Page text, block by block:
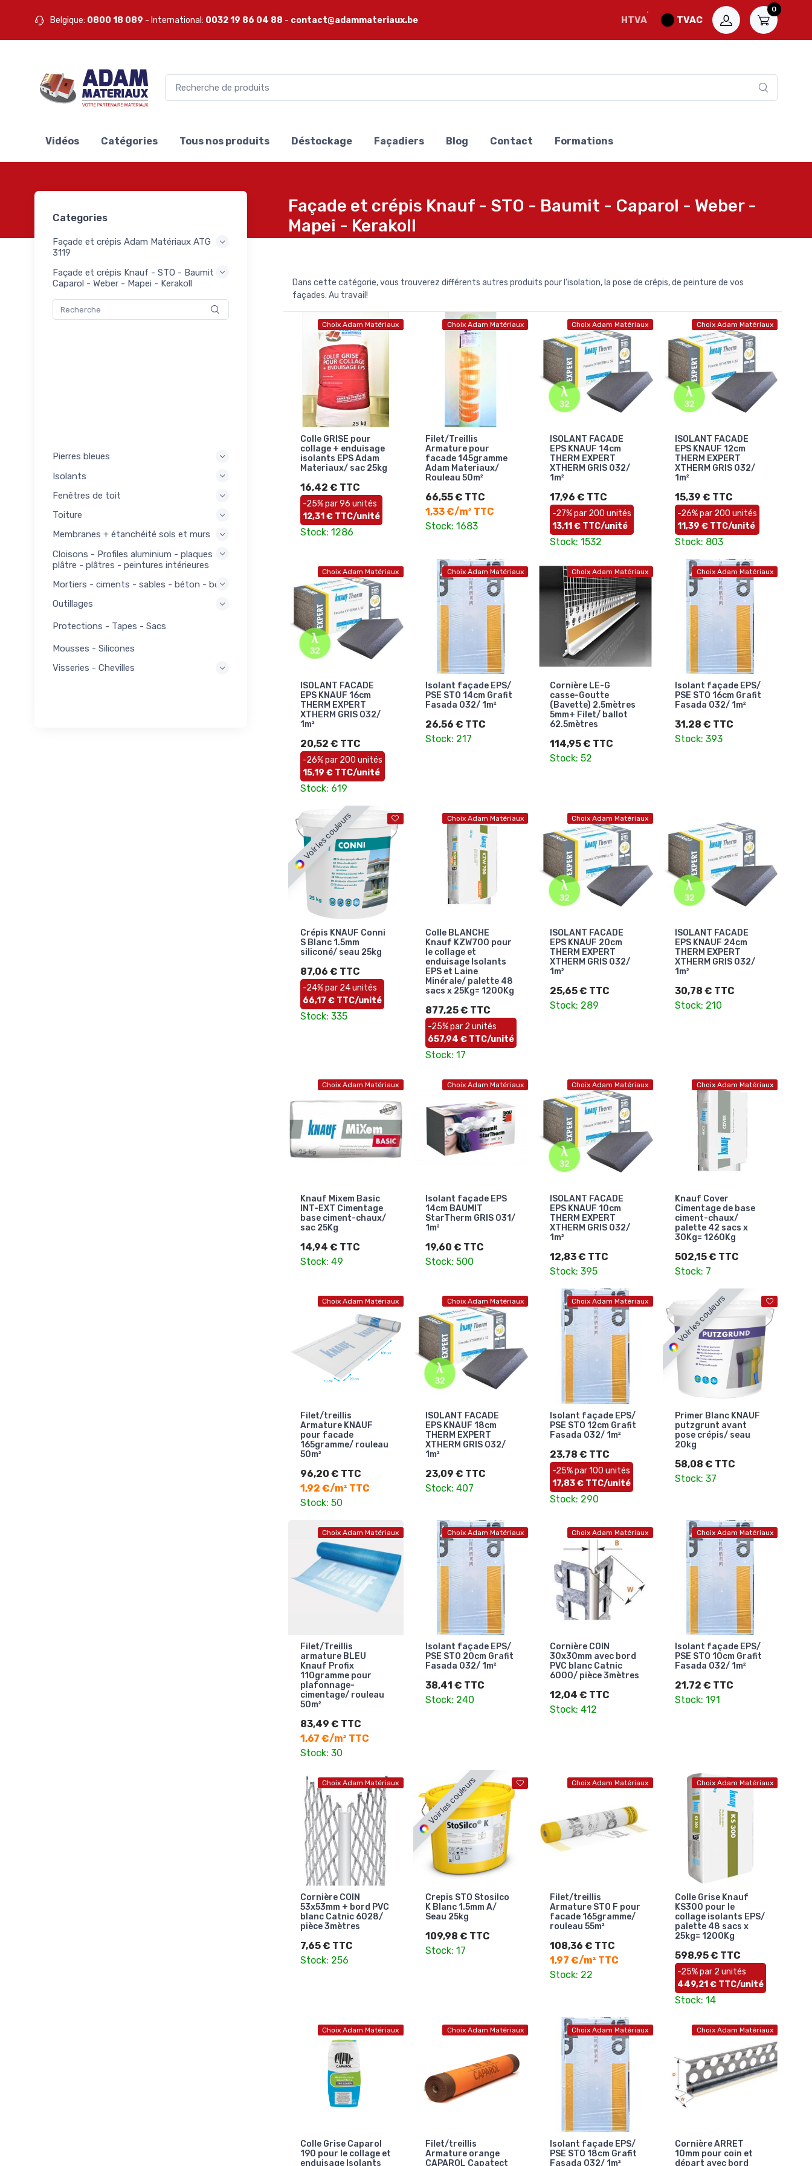
Belgique: 0800 18 089 - International: 0032 19 86 04 88 - contact@adammateriaux.be HTVA TVAC
0
Vidéos Catégories Tous nos produits Déstockage Façadiers Blog Contact Formations
Categories
Façade et crépis Adam Matériaux ATG
3119
Façade et crépis Knauf - STO - Baumit -
Caparol - Weber - Mapei - Kerakoll
1
0
Pierres bleues
Isolants
Fenêtres de toit
Toiture
Membranes + étanchéité sols et murs
Cloisons - Profiles aluminium - plaques
plâtre - plâtres - peintures intérieures
Mortiers - ciments - sables - béton - bois
Outillages
Protections - Tapes - Sacs
Mousses - Silicones
Visseries - Chevilles
Façade et crépis Knauf - STO - Baumit - Caparol - Weber -
Mapei - Kerakoll
Dans cette catégorie, vous trouverez différents autres produits pour l'isolation, la pose de crépis, de peinture de vos
façades. Au travail!
Choix Adam Matériaux
Colle GRISE pour
collage + enduisage
isolants EPS Adam
Materiaux/ sac 25kg
16,42 € TTC
-25% par 96 unités
12,31 € TTC/unité
Stock: 1286
Choix Adam Matériaux
Filet/Treillis
Armature pour
facade 145gramme
Adam Materiaux/
Rouleau 50m²
66,55 € TTC
1,33 €/m² TTC
Stock: 1683
Choix Adam Matériaux
ISOLANT FACADE
EPS KNAUF 14cm
THERM EXPERT
XTHERM GRIS 032/
1m²
17,96 € TTC
-27% par 200 unités
13,11 € TTC/unité
Stock: 1532
Choix Adam Matériaux
ISOLANT FACADE
EPS KNAUF 12cm
THERM EXPERT
XTHERM GRIS 032/
1m²
15,39 € TTC
-26% par 200 unités
11,39 € TTC/unité
Stock: 803
Choix Adam Matériaux
ISOLANT FACADE
EPS KNAUF 16cm
THERM EXPERT
XTHERM GRIS 032/
1m²
20,52 € TTC
-26% par 200 unités
15,19 € TTC/unité
Stock: 619
Choix Adam Matériaux
Isolant façade EPS/
PSE STO 14cm Grafit
Fasada 032/ 1m²
26,56 € TTC
Stock: 217
Choix Adam Matériaux
Cornière LE-G
casse-Goutte
(Bavette) 2.5mètres
5mm+ Filet/ ballot
62.5mètres
114,95 € TTC
Stock: 52
Choix Adam Matériaux
Isolant façade EPS/
PSE STO 16cm Grafit
Fasada 032/ 1m²
31,28 € TTC
Stock: 393
Voir les couleurs
Crépis KNAUF Conni
S Blanc 1.5mm
siliconé/ seau 25kg
87,06 € TTC
-24% par 24 unités
66,17 € TTC/unité
Stock: 335
Choix Adam Matériaux
Colle BLANCHE
Knauf KZW700 pour
le collage et
enduisage Isolants
EPS et Laine
Minérale/ palette 48
sacs x 25Kg= 1200Kg
877,25 € TTC
-25% par 2 unités
657,94 € TTC/unité
Stock: 17
Choix Adam Matériaux
ISOLANT FACADE
EPS KNAUF 20cm
THERM EXPERT
XTHERM GRIS 032/
1m²
25,65 € TTC
Stock: 289
ISOLANT FACADE
EPS KNAUF 24cm
THERM EXPERT
XTHERM GRIS 032/
1m²
30,78 € TTC
Stock: 210
Choix Adam Matériaux
Knauf Mixem Basic
INT-EXT Cimentage
base ciment-chaux/
sac 25Kg
14,94 € TTC
Stock: 49
Choix Adam Matériaux
Isolant façade EPS
14cm BAUMIT
StarTherm GRIS 031/
1m²
19,60 € TTC
Stock: 500
Choix Adam Matériaux
ISOLANT FACADE
EPS KNAUF 10cm
THERM EXPERT
XTHERM GRIS 032/
1m²
12,83 € TTC
Stock: 395
Choix Adam Matériaux
Knauf Cover
Cimentage de base
ciment-chaux/
palette 42 sacs x
30Kg= 1260Kg
502,15 € TTC
Stock: 7
Choix Adam Matériaux
Filet/treillis
Armature KNAUF
pour facade
165gramme/ rouleau
50m²
96,20 € TTC
1,92 €/m² TTC
Stock: 50
Choix Adam Matériaux
ISOLANT FACADE
EPS KNAUF 18cm
THERM EXPERT
XTHERM GRIS 032/
1m²
23,09 € TTC
Stock: 407
Choix Adam Matériaux
Isolant façade EPS/
PSE STO 12cm Grafit
Fasada 032/ 1m²
23,78 € TTC
-25% par 100 unités
17,83 € TTC/unité
Stock: 290
Voir les couleurs
Primer Blanc KNAUF
putzgrunt avant
pose crépis/ seau
20kg
58,08 € TTC
Stock: 37
Choix Adam Matériaux
Filet/Treillis
armature BLEU
Knauf Profix
110gramme pour
plafonnage-
cimentage/ rouleau
50m²
83,49 € TTC
1,67 €/m² TTC
Stock: 30
Choix Adam Matériaux
Isolant façade EPS/
PSE STO 20cm Grafit
Fasada 032/ 1m²
38,41 € TTC
Stock: 240
Choix Adam Matériaux
Cornière COIN
30x30mm avec bord
PVC blanc Catnic
6000/ pièce 3mètres
12,04 € TTC
Stock: 412
Choix Adam Matériaux
Isolant façade EPS/
PSE STO 10cm Grafit
Fasada 032/ 1m²
21,72 € TTC
Stock: 191
Choix Adam Matériaux
Cornière COIN
53x53mm + bord PVC
blanc Catnic 6028/
pièce 3mètres
7,65 € TTC
Stock: 256
Voir les couleurs
Crepis STO Stosilco
K Blanc 1.5mm A/
Seau 25kg
109,98 € TTC
Stock: 17
Choix Adam Matériaux
Filet/treillis
Armature STO F pour
facade 165gramme/
rouleau 55m²
108,36 € TTC
1,97 €/m² TTC
Stock: 22
Choix Adam Matériaux
Colle Grise Knauf
KS300 pour le
collage isolants EPS/
palette 48 sacs x
25kg= 1200Kg
598,95 € TTC
-25% par 2 unités
449,21 € TTC/unité
Stock: 14
Choix Adam Matériaux
Colle Grise Caparol
190 pour le collage et
enduisage Isolants
Choix Adam Matériaux
Filet/treillis
Armature orange
CAPAROL Capatect
Choix Adam Matériaux
Isolant façade EPS/
PSE STO 18cm Grafit
Fasada 032/ 1m²
Choix Adam Matériaux
Cornière ARRET
10mm pour coin et
départ avec bord